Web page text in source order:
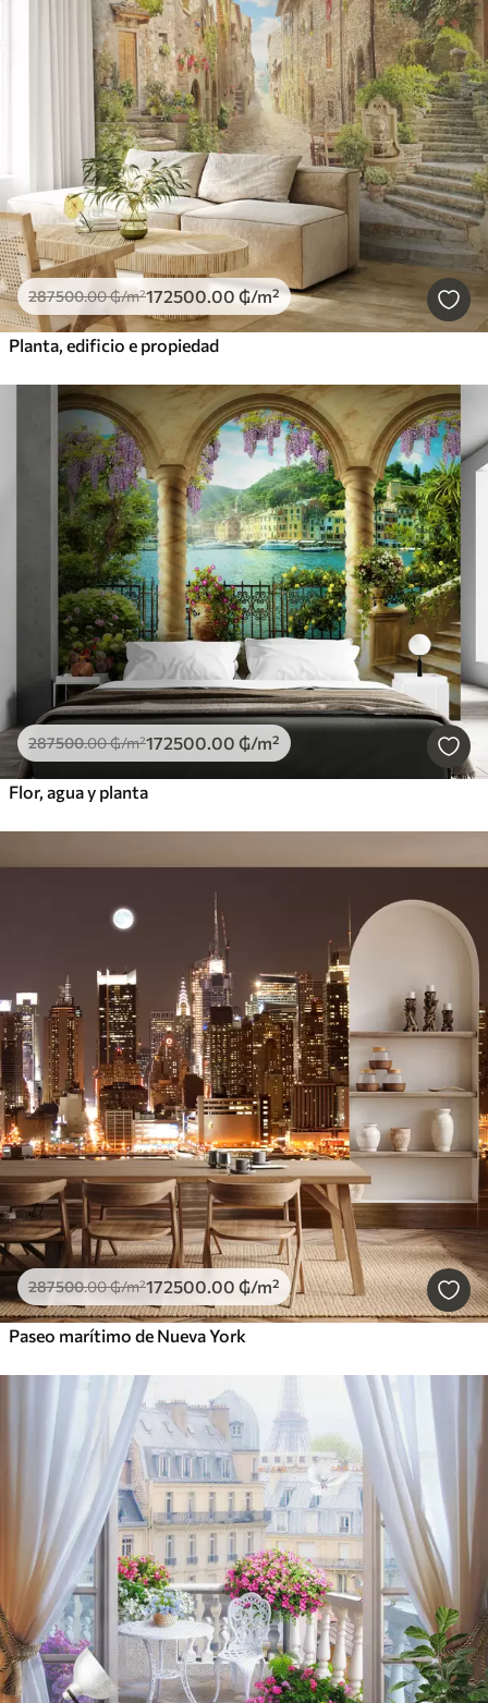
287500.00₲/m²172500.00 ₲/m²
Planta, edificio e propiedad
287500.00₲/m²172500 .00 ₲/m²
Flor, agua y planta
287500.00₲/m²172500 .00 ₲/m²
Paseo marítimo de Nueva York